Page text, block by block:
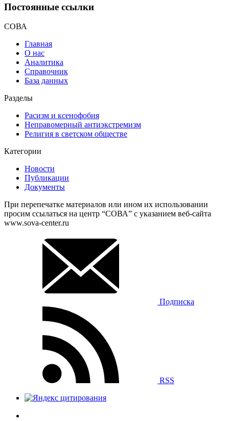
Постоянные ссылки
СОВА
Главная
О нас
Аналитика
Справочник
База данных
Разделы
Расизм и ксенофобия
Неправомерный антиэкстремизм
Религия в светском обществе
Категории
Новости
Публикации
Документы
При перепечатке материалов или ином их использовании
просим ссылаться на центр “СОВА” с указанием веб-сайта
www.sova-center.ru
Подписка
RSS